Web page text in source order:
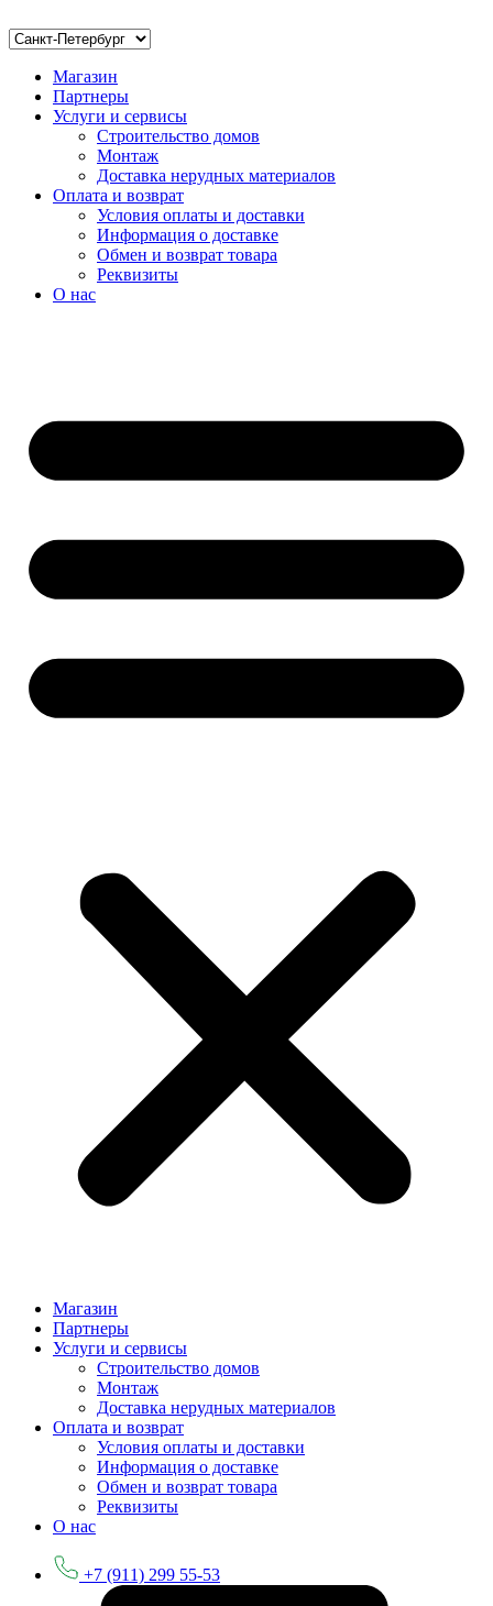
Магазин
Партнеры
Услуги и сервисы
Строительство домов
Монтаж
Доставка нерудных материалов
Оплата и возврат
Условия оплаты и доставки
Информация о доставке
Обмен и возврат товара
Реквизиты
О нас
Магазин
Партнеры
Услуги и сервисы
Строительство домов
Монтаж
Доставка нерудных материалов
Оплата и возврат
Условия оплаты и доставки
Информация о доставке
Обмен и возврат товара
Реквизиты
О нас
+7 (911) 299 55-53